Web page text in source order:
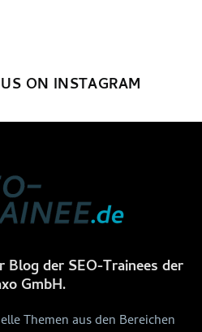
ON INSTAGRAM
Blog der SEO-Trainees der
GmbH.
Themen aus den Bereichen